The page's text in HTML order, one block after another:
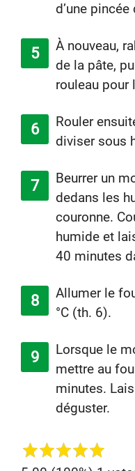
d’une pincée
À nouveau,
de la pâte,
rouleau pour
Rouler
diviser sous
Beurrer un
dedans les
couronne.
humide et
40 minutes
Allumer le
°C (th. 6).
Lorsque le
mettre au
minutes.
déguster.